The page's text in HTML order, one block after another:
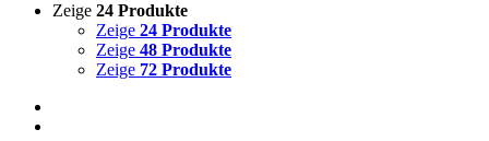
Zeige 24 Produkte
Zeige 24 Produkte
Zeige 48 Produkte
Zeige 72 Produkte